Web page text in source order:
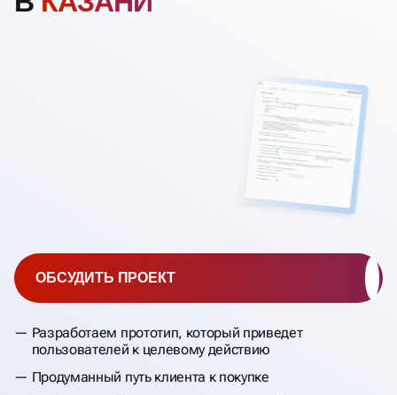
Разработаем прототип, который приведет
пользователей к целевому действию
Продуманный путь клиента к покупке
ОБСУДИТЬ ПРОЕКТ